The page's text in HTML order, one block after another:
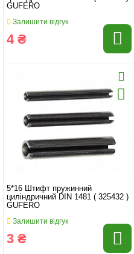
GUFERO
Залишити відгук
4 ₴
5*16 Штифт пружинний
циліндричний DIN 1481 ( 325432 )
GUFERO
Залишити відгук
3 ₴